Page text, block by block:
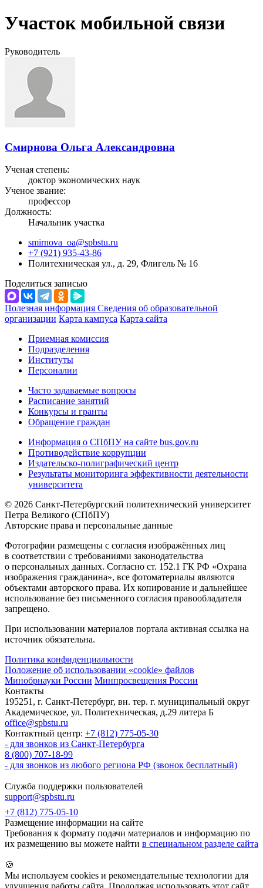
Участок мобильной связи
Руководитель
Смирнова Ольга Александровна
Ученая степень:
доктор экономических наук
Ученое звание:
профессор
Должность:
Начальник участка
smirnova_oa@spbstu.ru
+7 (921) 935-43-86
Политехническая ул., д. 29, Флигель № 16
Поделиться записью
Полезная информация Сведения об образовательной
организации Карта кампуса Карта сайта
Приемная комиссия
Подразделения
Институты
Персоналии
Часто задаваемые вопросы
Расписание занятий
Конкурсы и гранты
Обращение граждан
Информация о СПбПУ на сайте bus.gov.ru
Противодействие коррупции
Издательско-полиграфический центр
Результаты мониторинга эффективности деятельности
университета
© 2026 Санкт-Петербургский политехнический университет
Петра Великого (СПбПУ)
Авторские права и персональные данные
Фотографии размещены с согласия изображённых лиц
в соответствии с требованиями законодательства
о персональных данных. Согласно ст. 152.1 ГК РФ «Охрана
изображения гражданина», все фотоматериалы являются
объектами авторского права. Их копирование и дальнейшее
использование без письменного согласия правообладателя
запрещено.
При использовании материалов портала активная ссылка на
источник обязательна.
Политика конфиденциальности
Положение об использовании «cookie» файлов
Минобрнауки России Минпросвещения России
Контакты
195251, г. Санкт-Петербург, вн. тер. г. муниципальный округ
Академическое, ул. Политехническая, д.29 литера Б
office@spbstu.ru
Контактный центр: +7 (812) 775-05-30
- для звонков из Санкт-Петербурга
8 (800) 707-18-99
- для звонков из любого региона РФ (звонок бесплатный)
Служба поддержки пользователей
support@spbstu.ru
+7 (812) 775-05-10
Размещение информации на сайте
Требования к формату подачи материалов и информацию по
их размещению вы можете найти в специальном разделе сайта
🍪
Мы используем cookies и рекомендательные технологии для